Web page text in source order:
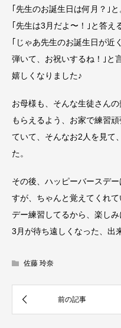
｢先生のお誕生日は何月？｣と
｢先生は3月だよ〜！｣と答え
｢じゃあ先生のお誕生日が
弾いて、お祝いするね！｣と
嬉しくなりました♪
お母様も、そんな生徒さん
もらえるよう、お家で練習
ていて、そんなお2人を見て
た。
その後、ハッピーバースデ
すが、ちゃんと覚えてくれ
デー練習してるから、楽しみ
3月が待ち遠しくなった、出
佐藤 玲奈